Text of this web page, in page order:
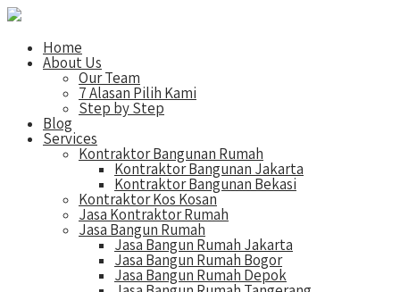
Home
About Us
Our Team
7 Alasan Pilih Kami
Step by Step
Blog
Services
Kontraktor Bangunan Rumah
Kontraktor Bangunan Jakarta
Kontraktor Bangunan Bekasi
Kontraktor Kos Kosan
Jasa Kontraktor Rumah
Jasa Bangun Rumah
Jasa Bangun Rumah Jakarta
Jasa Bangun Rumah Bogor
Jasa Bangun Rumah Depok